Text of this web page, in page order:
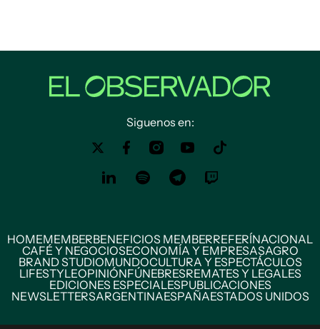
Siguenos en:
HOMEMEMBERBENEFICIOS MEMBERREFERÍNACIONAL
CAFÉ Y NEGOCIOSECONOMÍA Y EMPRESASAGRO
BRAND STUDIOMUNDOCULTURA Y ESPECTÁCULOS
LIFESTYLEOPINIÓNFÚNEBRESREMATES Y LEGALES
EDICIONES ESPECIALESPUBLICACIONES
NEWSLETTERSARGENTINAESPAÑAESTADOS UNIDOS